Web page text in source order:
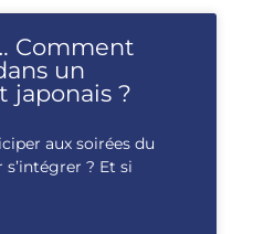
Comment
un
japonais ?
aux soirées du
? Et si